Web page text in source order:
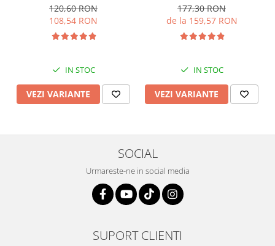
120,60 RON
108,54 RON
IN STOC
VEZI VARIANTE
177,30 RON
de la 159,57 RON
IN STOC
VEZI VARIANTE
SOCIAL
Urmareste-ne in social media
SUPORT CLIENTI